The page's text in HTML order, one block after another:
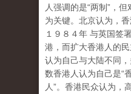
人强调的是“两制”，
为关键。北京认为，
１９８４年 与英国签
港，而扩大香港人的
认为自己与大陆不同
数香港人认为自己是“
人”。香港民众认为，